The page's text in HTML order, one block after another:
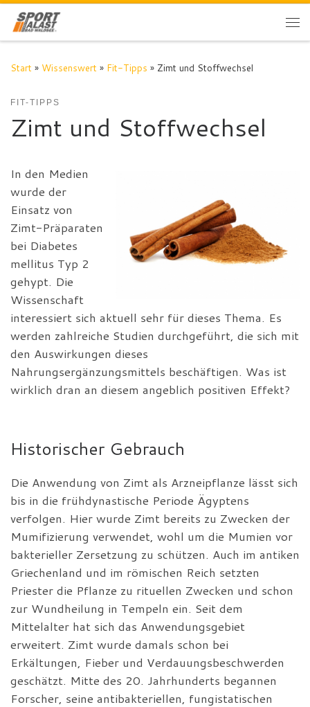
Zum Inhalt springen
Start » Wissenswert » Fit-Tipps » Zimt und Stoffwechsel
FIT-TIPPS
Zimt und Stoffwechsel
In den Medien
wurde der
Einsatz von
Zimt-Präparaten
bei Diabetes
mellitus Typ 2
gehypt. Die
Wissenschaft
interessiert sich aktuell sehr für dieses Thema. Es
werden zahlreiche Studien durchgeführt, die sich mit
den Auswirkungen dieses
Nahrungsergänzungsmittels beschäftigen. Was ist
wirklich dran an diesem angeblich positiven Effekt?
Historischer Gebrauch
Die Anwendung von Zimt als Arzneipflanze lässt sich
bis in die frühdynastische Periode Ägyptens
verfolgen. Hier wurde Zimt bereits zu Zwecken der
Mumifizierung verwendet, wohl um die Mumien vor
bakterieller Zersetzung zu schützen. Auch im antiken
Griechenland und im römischen Reich setzten
Priester die Pflanze zu rituellen Zwecken und schon
zur Wundheilung in Tempeln ein. Seit dem
Mittelalter hat sich das Anwendungsgebiet
erweitert. Zimt wurde damals schon bei
Erkältungen, Fieber und Verdauungsbeschwerden
geschätzt. Mitte des 20. Jahrhunderts begannen
Forscher, seine antibakteriellen, fungistatischen